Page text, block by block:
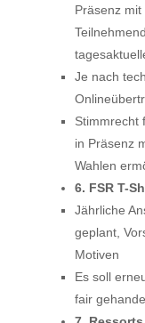
Präsenz
Je nach
Stimmrecht
in Präsenz
Wahlen
6. FSR T-
Jährliche
geplant,
Motiven
Es soll
fair